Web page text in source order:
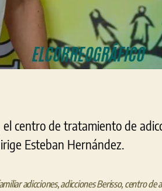
centro de tratamiento de
Esteban Hernández.
adicciones,adicciones Berisso, centro de